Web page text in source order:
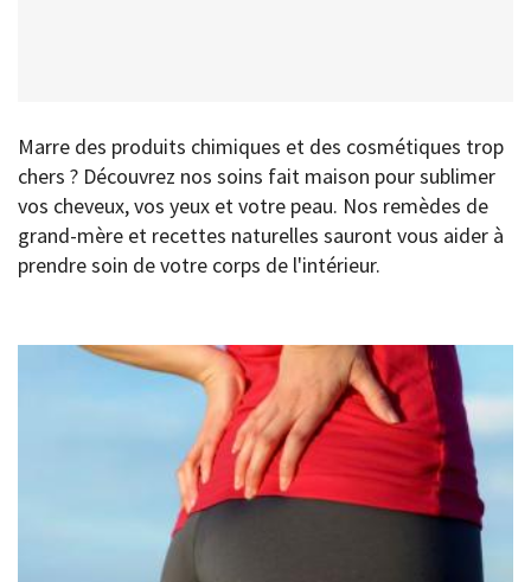
Marre des produits chimiques et des cosmétiques trop
chers ? Découvrez nos soins fait maison pour sublimer
vos cheveux, vos yeux et votre peau. Nos remèdes de
grand-mère et recettes naturelles sauront vous aider à
prendre soin de votre corps de l'intérieur.